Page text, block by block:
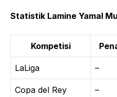
Statistik Lamine Yamal
Kompetisi
LaLiga –
Copa del Rey –